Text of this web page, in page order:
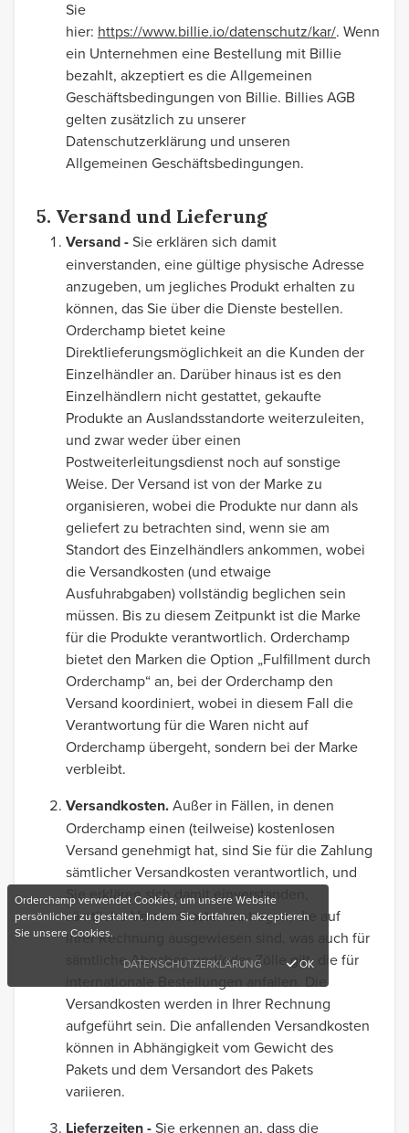
Sie
hier: https://www.billie.io/datenschutz/kar/. Wenn
ein Unternehmen eine Bestellung mit Billie
bezahlt, akzeptiert es die Allgemeinen
Geschäftsbedingungen von Billie. Billies AGB
gelten zusätzlich zu unserer
Datenschutzerklärung und unseren
Allgemeinen Geschäftsbedingungen.
5. Versand und Lieferung
Versand -Sie erklären sich damit
einverstanden, eine gültige physische Adresse
anzugeben, um jegliches Produkt erhalten zu
können, das Sie über die Dienste bestellen.
Orderchamp bietet keine
Direktlieferungsmöglichkeit an die Kunden der
Einzelhändler an. Darüber hinaus ist es den
Einzelhändlern nicht gestattet, gekaufte
Produkte an Auslandsstandorte weiterzuleiten,
und zwar weder über einen
Postweiterleitungsdienst noch auf sonstige
Weise. Der Versand ist von der Marke zu
organisieren, wobei die Produkte nur dann als
geliefert zu betrachten sind, wenn sie am
Standort des Einzelhändlers ankommen, wobei
die Versandkosten (und etwaige
Ausfuhrabgaben) vollständig beglichen sein
müssen. Bis zu diesem Zeitpunkt ist die Marke
für die Produkte verantwortlich. Orderchamp
bietet den Marken die Option „Fulfillment durch
Orderchamp“ an, bei der Orderchamp den
Versand koordiniert, wobei in diesem Fall die
Verantwortung für die Waren nicht auf
Orderchamp übergeht, sondern bei der Marke
verbleibt.
Versandkosten.Außer in Fällen, in denen
Orderchamp einen (teilweise) kostenlosen
Versand genehmigt hat, sind Sie für die Zahlung
sämtlicher Versandkosten verantwortlich, und
Sie erklären sich damit einverstanden,
sämtliche Versandkosten zu tragen, die auf
Ihrer Rechnung ausgewiesen sind, was auch für
sämtliche Abgaben und/oder Zölle gilt, die für
internationale Bestellungen anfallen. Die
Versandkosten werden in Ihrer Rechnung
aufgeführt sein. Die anfallenden Versandkosten
können in Abhängigkeit vom Gewicht des
Pakets und dem Versandort des Pakets
variieren.
Lieferzeiten -Sie erkennen an, dass die
Orderchamp verwendet Cookies, um unsere Website
persönlicher zu gestalten. Indem Sie fortfahren, akzeptieren
Sie unsere Cookies.
DATENSCHUTZERKLÄRUNG
OK